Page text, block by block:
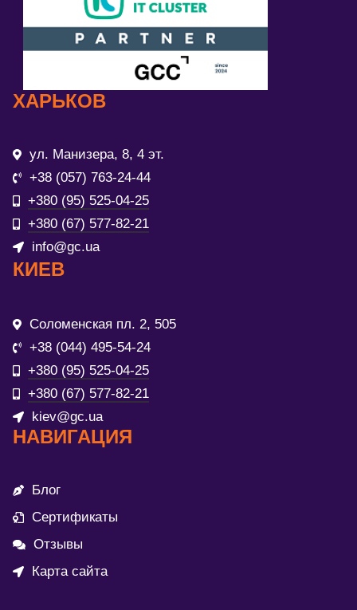
ХАРЬКОВ
ул. Манизера, 8, 4 эт.
+38 (057) 763-24-44
+380 (95) 525-04-25
+380 (67) 577-82-21
info@gc.ua
КИЕВ
Соломенская пл. 2, 505
+38 (044) 495-54-24
+380 (95) 525-04-25
+380 (67) 577-82-21
kiev@gc.ua
НАВИГАЦИЯ
Блог
Сертификаты
Отзывы
Карта сайта